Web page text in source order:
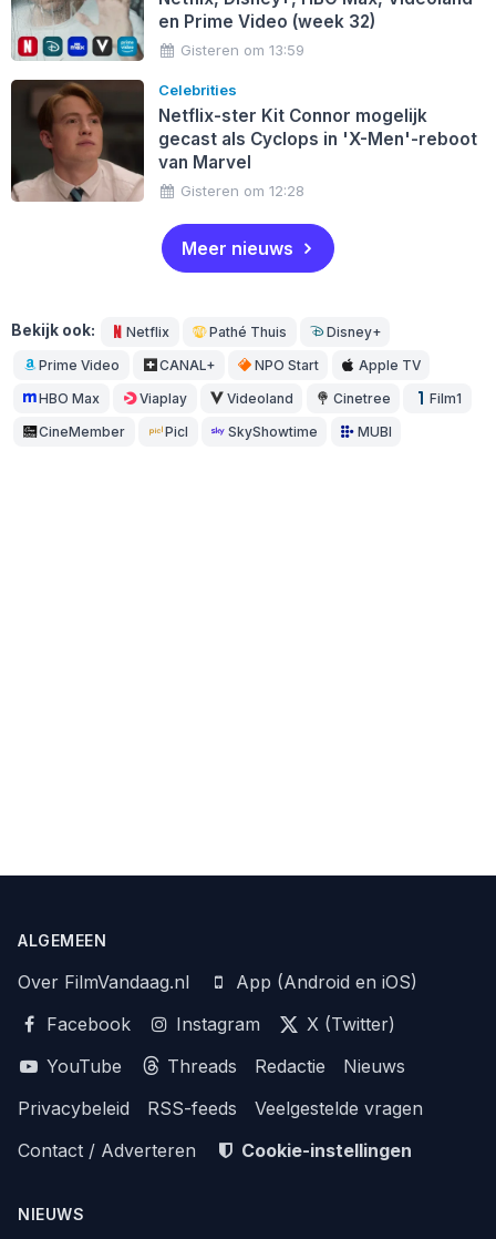
en Prime Video (week 32)
Gisteren om 13:59
Celebrities
Netflix-ster Kit Connor mogelijk
gecast als Cyclops in 'X-Men'-reboot
van Marvel
Gisteren om 12:28
Meer nieuws
Bekijk ook: Netflix Pathé Thuis Disney+
Prime Video CANAL+ NPO Start Apple TV
HBO Max Viaplay Videoland Cinetree Film1
CineMember Picl SkyShowtime MUBI
ALGEMEEN
Over FilmVandaag.nl
App (Android en iOS)
Facebook
Instagram
X (Twitter)
YouTube
Threads Redactie
Nieuws
Privacybeleid
RSS-feeds
Veelgestelde vragen
Contact / Adverteren
Cookie-instellingen
NIEUWS